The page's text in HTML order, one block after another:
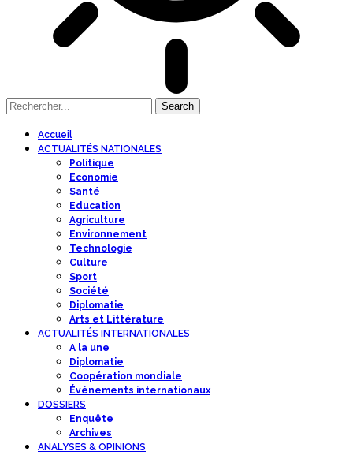
Accueil
ACTUALITÉS NATIONALES
Politique
Economie
Santé
Education
Agriculture
Environnement
Technologie
Culture
Sport
Société
Diplomatie
Arts et Littérature
ACTUALITÉS INTERNATIONALES
A la une
Diplomatie
Coopération mondiale
Événements internationaux
DOSSIERS
Enquête
Archives
ANALYSES & OPINIONS